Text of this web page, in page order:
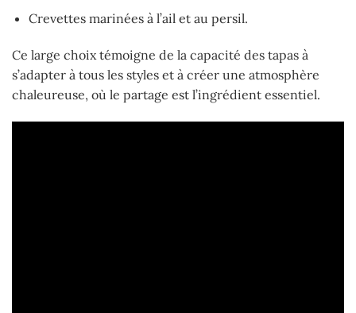
Crevettes marinées à l’ail et au persil.
Ce large choix témoigne de la capacité des tapas à
s’adapter à tous les styles et à créer une atmosphère
chaleureuse, où le partage est l’ingrédient essentiel.